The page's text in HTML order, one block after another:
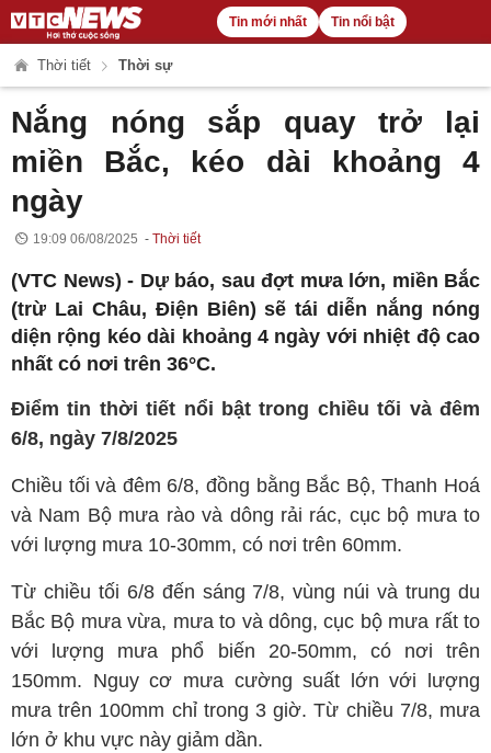
Tin mới nhất Tin nổi bật
Thời tiết Thời sự
Nắng nóng sắp quay trở lại
miền Bắc, kéo dài khoảng 4
ngày
19:09 06/08/2025 Thời tiết
(VTC News) - Dự báo, sau đợt mưa lớn, miền Bắc
(trừ Lai Châu, Điện Biên) sẽ tái diễn nắng nóng
diện rộng kéo dài khoảng 4 ngày với nhiệt độ cao
nhất có nơi trên 36°C.
Điểm tin thời tiết nổi bật trong chiều tối và đêm
6/8, ngày 7/8/2025
Chiều tối và đêm 6/8, đồng bằng Bắc Bộ, Thanh Hoá
và Nam Bộ mưa rào và dông rải rác, cục bộ mưa to
với lượng mưa 10-30mm, có nơi trên 60mm.
Từ chiều tối 6/8 đến sáng 7/8, vùng núi và trung du
Bắc Bộ mưa vừa, mưa to và dông, cục bộ mưa rất to
với lượng mưa phổ biến 20-50mm, có nơi trên
150mm. Nguy cơ mưa cường suất lớn với lượng
mưa trên 100mm chỉ trong 3 giờ. Từ chiều 7/8, mưa
lớn ở khu vực này giảm dần.